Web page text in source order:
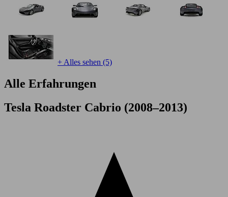
+ Alles sehen (5)
Alle Erfahrungen
Tesla Roadster Cabrio (2008–2013)